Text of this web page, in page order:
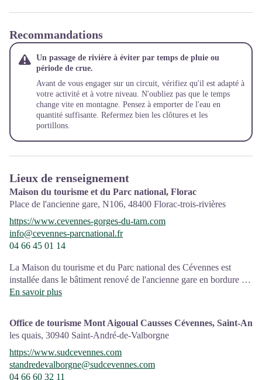
Recommandations
Un passage de rivière à éviter par temps de pluie ou
période de crue.
Avant de vous engager sur un circuit, vérifiez qu'il est adapté à
votre activité et à votre niveau. N'oubliez pas que le temps
change vite en montagne. Pensez à emporter de l'eau en
quantité suffisante. Refermez bien les clôtures et les
portillons.
Lieux de renseignement
Maison du tourisme et du Parc national, Florac
Place de l'ancienne gare, N106, 48400 Florac-trois-rivières
https://www.cevennes-gorges-du-tarn.com
info@cevennes-parcnational.fr
04 66 45 01 14
La Maison du tourisme et du Parc national des Cévennes est
installée dans le bâtiment renové de l'ancienne gare en bordure de
la N106. C'est un espace , d’accueil, d'information et de
de l'office de tourisme et du Parc.
Une expo interactive présente le Parc national des Cévennes et
ses actions.
En savoir plus
Office de tourisme Mont Aigoual Causses Cévennes, Saint-
les quais, 30940 Saint-André-de-Valborgne
https://www.sudcevennes.com
standredevalborgne@sudcevennes.com
04 66 60 32 11